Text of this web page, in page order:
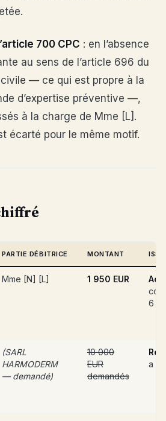
700 CPC : en l’absence
au sens de l’article 696 du
— ce qui est propre à la
d’expertise préventive —,
à la charge de Mme [L].
écarté pour le même motif.
PARTIE DÉBITRICE MONTANT
Mme [N] [L] 1 950 EUR
6
(SARL
HARMODERM
— demandé)
10 000
EUR
demandés
a